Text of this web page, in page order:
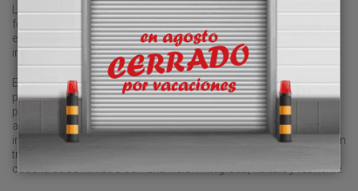
La solución no pasa por añadir más personal o más espacio de
forma reactiva. Eso es caro, ineficiente y muchas veces inútil. El
enfoque que marca la diferencia es el predictivo y cuantitativo,
impulsado por modelos de Decision AI.
Esta inteligencia operativa permite: prever escenarios de estrés y
preparar la cadena antes de que colapse; dimensionar con
precisión recursos críticos (personal, vehículos, capacidad de
almacenamiento); simular escenarios alternativos, evaluar
impactos y anticipar decisiones; optimizar la logística inversa, con
trazabilidad y tiempos de respuesta razonables; orquestar toda la
cadena de suministro con una visión integrada, flexible y resiliente.